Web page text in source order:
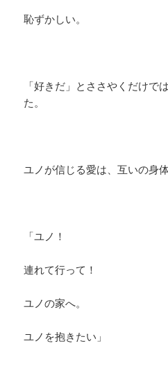
恥ずかしい。
「好きだ」とささやくだけで
た。
ユノが信じる愛は、互いの身
「ユノ！
連れて行って！
ユノの家へ。
ユノを抱きたい」